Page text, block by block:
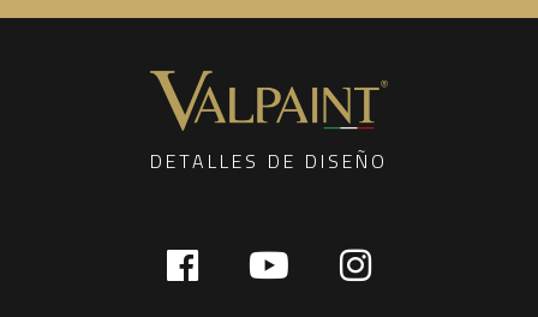
DETALLES DE DISEÑO